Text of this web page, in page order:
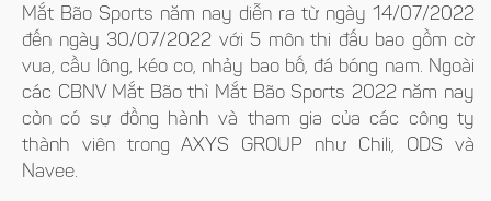
Mắt Bão Sports năm nay diễn ra từ ngày 14/07/2022
đến ngày 30/07/2022 với 5 môn thi đấu bao gồm cờ
vua, cầu lông, kéo co, nhảy bao bố, đá bóng nam. Ngoài
các CBNV Mắt Bão thì Mắt Bão Sports 2022 năm nay
còn có sự đồng hành và tham gia của các công ty
thành viên trong AXYS GROUP như Chili, ODS và
Navee.